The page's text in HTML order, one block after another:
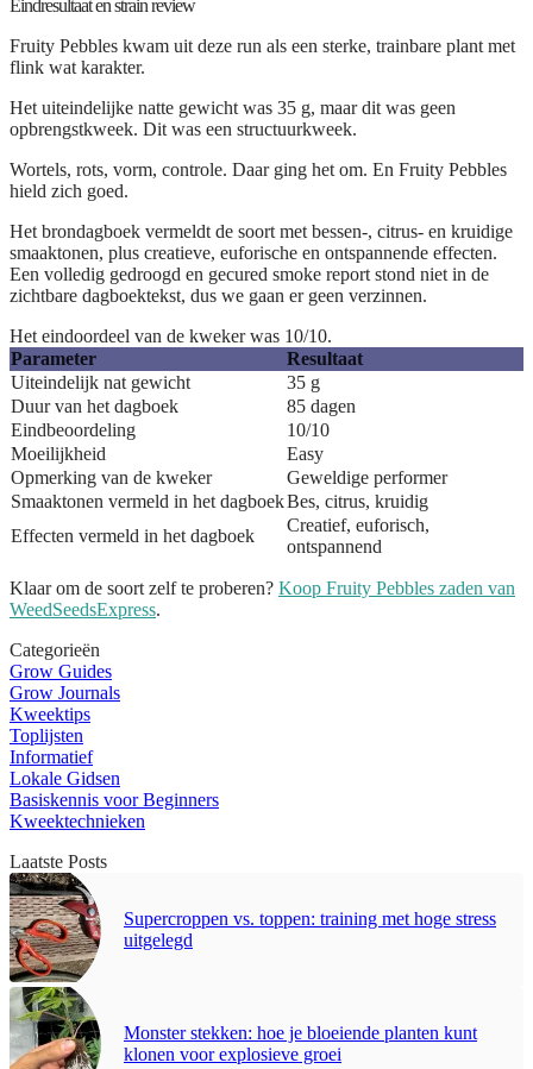
Eindresultaat en strain review
Fruity Pebbles kwam uit deze run als een sterke, trainbare plant met
flink wat karakter.
Het uiteindelijke natte gewicht was 35 g, maar dit was geen
opbrengstkweek. Dit was een structuurkweek.
Wortels, rots, vorm, controle. Daar ging het om. En Fruity Pebbles
hield zich goed.
Het brondagboek vermeldt de soort met bessen-, citrus- en kruidige
smaaktonen, plus creatieve, euforische en ontspannende effecten.
Een volledig gedroogd en gecured smoke report stond niet in de
zichtbare dagboektekst, dus we gaan er geen verzinnen.
Het eindoordeel van de kweker was 10/10.
Parameter
Resultaat
Uiteindelijk nat gewicht
35 g
Duur van het dagboek
85 dagen
Eindbeoordeling
10/10
Moeilijkheid
Easy
Opmerking van de kweker
Geweldige performer
Smaaktonen vermeld in het dagboekBes, citrus, kruidig
Effecten vermeld in het dagboek
Creatief, euforisch,
ontspannend
Klaar om de soort zelf te proberen? Koop Fruity Pebbles zaden van
WeedSeedsExpress.
Categorieën
Grow Guides
Grow Journals
Kweektips
Toplijsten
Informatief
Lokale Gidsen
Basiskennis voor Beginners
Kweektechnieken
Laatste Posts
Supercroppen vs. toppen: training met hoge stress
uitgelegd
Monster stekken: hoe je bloeiende planten kunt
klonen voor explosieve groei